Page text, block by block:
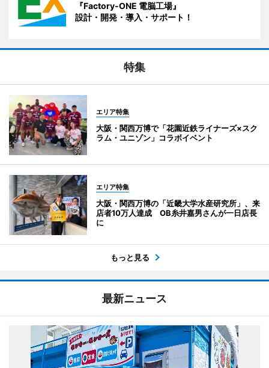
『Factory-ONE 電脳工場』
設計・開発・導入・サポート！
特集
エリア特集
大阪・関西万博で「花園近鉄ライナーズ×スク
ラム・ユニゾン」コラボイベント
エリア特集
大阪・関西万博の「近畿大学水産研究所」、来
店者10万人達成 OB糸井嘉男さんが一日店長
に
もっと見る
最新ニュース